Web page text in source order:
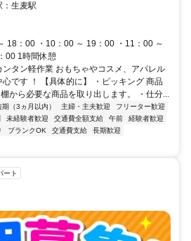
：生麦駅
18：00 ・10：00 ～ 19：00 ・11：00 ～
00 1時間休憩
タン軽作業 おもちゃやコスメ、アパレル
です ！ 【具体的に】 ・ピッキング 商品
から必要な商品を取り出します。 ・仕分...
期（3ヵ月以内） 主婦・主夫歓迎
フリーター歓迎
未経験者歓迎 交通費全額支給 午前
経験者歓迎
ブランクOK 交通費支給
長期歓迎
ート